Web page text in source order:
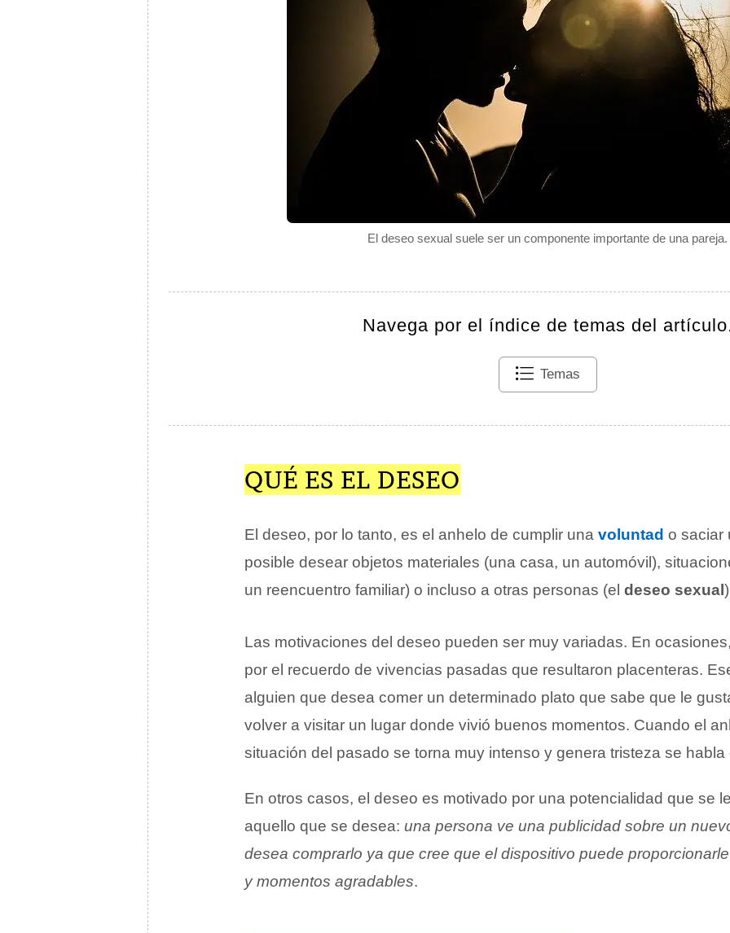
El deseo sexual suele ser un componente importante de una pareja.
Navega por el índice de temas del
Temas
QUÉ ES EL DESEO
El deseo, por lo tanto, es el anhelo de cumplir una voluntad o saciar
posible desear objetos materiales (una casa, un automóvil),
un reencuentro familiar) o incluso a otras personas (el deseo sexual
Las motivaciones del deseo pueden ser muy variadas. En
por el recuerdo de vivencias pasadas que resultaron placenteras.
alguien que desea comer un determinado plato que sabe que le
volver a visitar un lugar donde vivió buenos momentos. Cuando el
situación del pasado se torna muy intenso y genera tristeza se
En otros casos, el deseo es motivado por una potencialidad que se
aquello que se desea: una persona ve una publicidad sobre un
desea comprarlo ya que cree que el dispositivo puede
y momentos agradables.